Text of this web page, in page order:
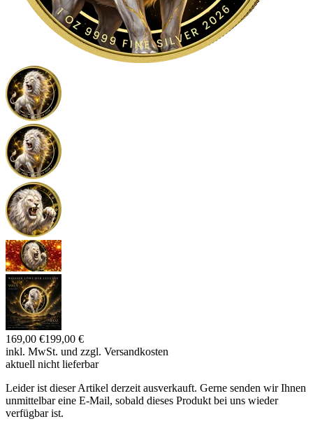
169,00 €199,00 €
inkl. MwSt. und zzgl. Versandkosten
aktuell nicht lieferbar
Leider ist dieser Artikel derzeit ausverkauft. Gerne senden wir Ihnen
unmittelbar eine E-Mail, sobald dieses Produkt bei uns wieder
verfügbar ist.